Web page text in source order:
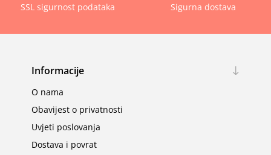
SSL sigurnost podataka Sigurna dostava
Informacije
O nama
Obavijest o privatnosti
Uvjeti poslovanja
Dostava i povrat